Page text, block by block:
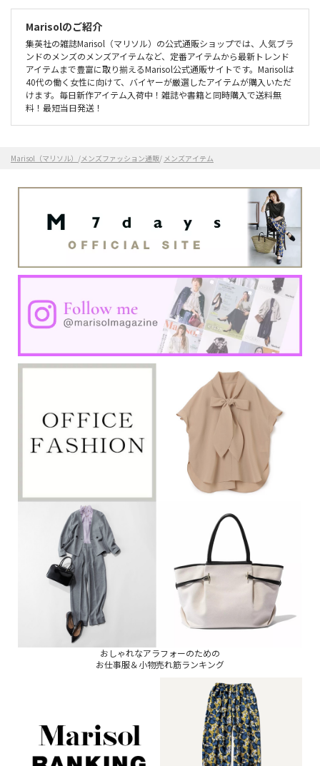
Marisolのご紹介
集英社の雑誌Marisol（マリソル）の公式通販ショップでは、人気ブラ
ンドのメンズのメンズアイテムなど、定番アイテムから最新トレンド
アイテムまで豊富に取り揃えるMarisol公式通販サイトです。Marisolは
40代の働く女性に向けて、バイヤーが厳選したアイテムが購入いただ
けます。毎日新作アイテム入荷中！雑誌や書籍と同時購入で送料無
料！最短当日発送！
Marisol（マリソル） /メンズファッション通販/ メンズアイテム
おしゃれなアラフォーのための
お仕事服＆小物売れ筋ランキング